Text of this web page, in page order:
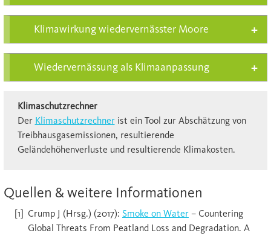
Klimawirkung wiedervernässter Moore
Wiedervernässung als Klimaanpassung
Klimaschutzrechner
Der Klimaschutzrechnerist ein Tool zur Abschätzung von
Treibhausgasemissionen, resultierende
Geländehöhenverluste und resultierende Klimakosten.
Quellen & weitere Informationen
Crump J (Hrsg.) (2017): Smoke on Water – Countering
Global Threats From Peatland Loss and Degradation. A